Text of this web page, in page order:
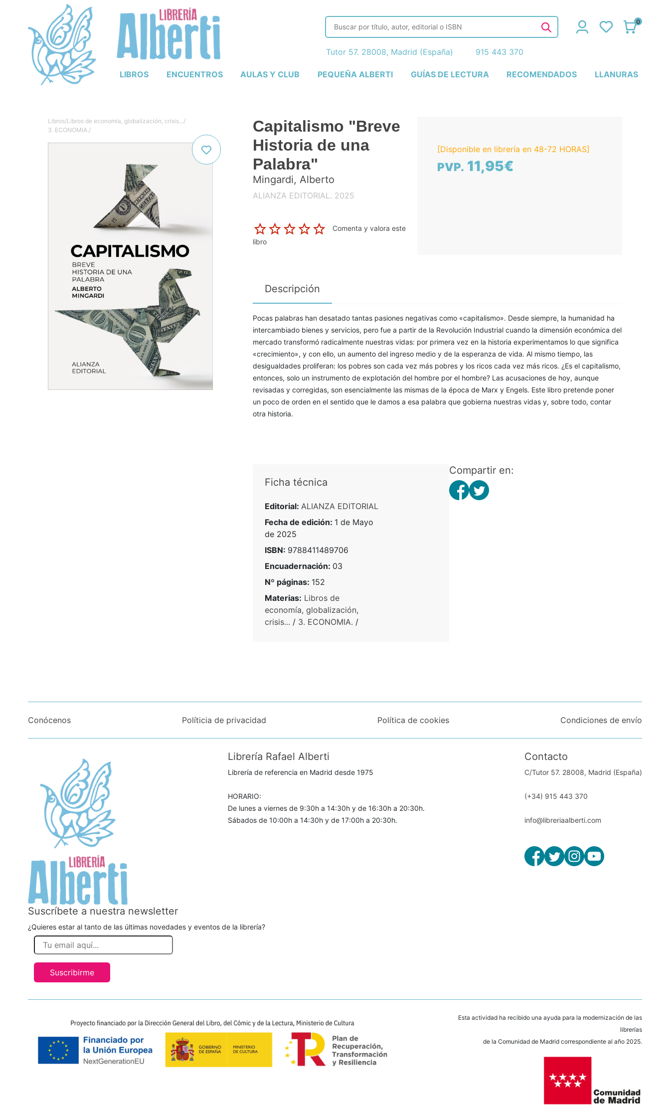
LIBROS ENCUENTROS AULAS Y CLUB PEQUEÑA ALBERTI GUÍAS DE LECTURA RECOMENDADOS LLANURAS
0
Tutor 57. 28008, Madrid (España) 915 443 370
Libros/Libros de economía, globalización, crisis.../
3. ECONOMIA./
Capitalismo "Breve
Historia de una
Palabra"
Mingardi, Alberto
ALIANZA EDITORIAL. 2025
Comenta y valora este
libro
[Disponible en librería en 48-72 HORAS]
PVP. 11,95€
Descripción
Pocas palabras han desatado tantas pasiones negativas como «capitalismo». Desde siempre, la humanidad ha
intercambiado bienes y servicios, pero fue a partir de la Revolución Industrial cuando la dimensión económica del
mercado transformó radicalmente nuestras vidas: por primera vez en la historia experimentamos lo que significa
«crecimiento», y con ello, un aumento del ingreso medio y de la esperanza de vida. Al mismo tiempo, las
desigualdades proliferan: los pobres son cada vez más pobres y los ricos cada vez más ricos. ¿Es el capitalismo,
entonces, solo un instrumento de explotación del hombre por el hombre? Las acusaciones de hoy, aunque
revisadas y corregidas, son esencialmente las mismas de la época de Marx y Engels. Este libro pretende poner
un poco de orden en el sentido que le damos a esa palabra que gobierna nuestras vidas y, sobre todo, contar
otra historia.
Ficha técnica
Editorial: ALIANZA EDITORIAL
Fecha de edición: 1 de Mayo
de 2025
ISBN: 9788411489706
Encuadernación: 03
Nº páginas: 152
Materias: Libros de
economía, globalización,
crisis... / 3. ECONOMIA. /
Compartir en:
Conócenos Políticia de privacidad Política de cookies Condiciones de envío
Librería Rafael Alberti
Librería de referencia en Madrid desde 1975
HORARIO:
De lunes a viernes de 9:30h a 14:30h y de 16:30h a 20:30h.
Sábados de 10:00h a 14:30h y de 17:00h a 20:30h.
Contacto
C/Tutor 57. 28008, Madrid (España)
(+34) 915 443 370
info@libreriaalberti.com
Suscríbete a nuestra newsletter
¿Quieres estar al tanto de las últimas novedades y eventos de la librería?
Suscribirme
Esta actividad ha recibido una ayuda para la modernización de las
librerías
de la Comunidad de Madrid correspondiente al año 2025.